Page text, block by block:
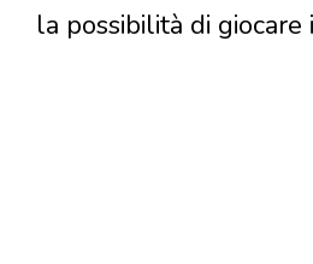
la possibilità di giocare